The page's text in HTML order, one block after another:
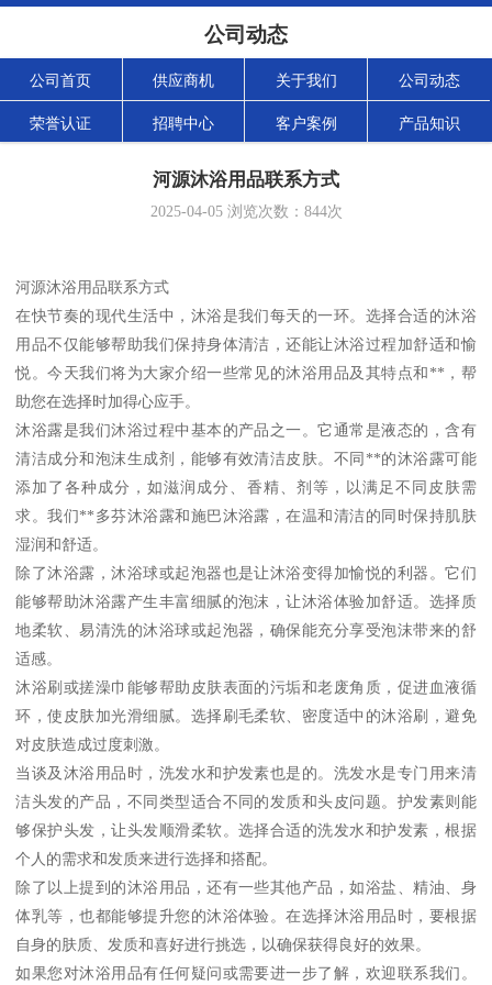
公司动态
公司首页 供应商机 关于我们 公司动态
荣誉认证 招聘中心 客户案例 产品知识
河源沐浴用品联系方式
2025-04-05浏览次数： 844次
河源沐浴用品联系方式
在快节奏的现代生活中，沐浴是我们每天的一环。选择合适的沐浴
用品不仅能够帮助我们保持身体清洁，还能让沐浴过程加舒适和愉
悦。今天我们将为大家介绍一些常见的沐浴用品及其特点和**，帮
助您在选择时加得心应手。
沐浴露是我们沐浴过程中基本的产品之一。它通常是液态的，含有
清洁成分和泡沫生成剂，能够有效清洁皮肤。不同**的沐浴露可能
添加了各种成分，如滋润成分、香精、剂等，以满足不同皮肤需
求。我们**多芬沐浴露和施巴沐浴露，在温和清洁的同时保持肌肤
湿润和舒适。
除了沐浴露，沐浴球或起泡器也是让沐浴变得加愉悦的利器。它们
能够帮助沐浴露产生丰富细腻的泡沫，让沐浴体验加舒适。选择质
地柔软、易清洗的沐浴球或起泡器，确保能充分享受泡沫带来的舒
适感。
沐浴刷或搓澡巾能够帮助皮肤表面的污垢和老废角质，促进血液循
环，使皮肤加光滑细腻。选择刷毛柔软、密度适中的沐浴刷，避免
对皮肤造成过度刺激。
当谈及沐浴用品时，洗发水和护发素也是的。洗发水是专门用来清
洁头发的产品，不同类型适合不同的发质和头皮问题。护发素则能
够保护头发，让头发顺滑柔软。选择合适的洗发水和护发素，根据
个人的需求和发质来进行选择和搭配。
除了以上提到的沐浴用品，还有一些其他产品，如浴盐、精油、身
体乳等，也都能够提升您的沐浴体验。在选择沐浴用品时，要根据
自身的肤质、发质和喜好进行挑选，以确保获得良好的效果。
如果您对沐浴用品有任何疑问或需要进一步了解，欢迎联系我们。